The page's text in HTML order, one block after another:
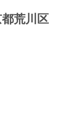
荒川区